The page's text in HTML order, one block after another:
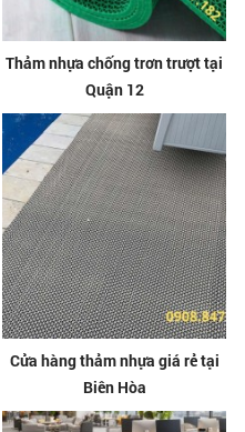
Thảm nhựa chống trơn trượt tại
Quận 12
Cửa hàng thảm nhựa giá rẻ tại
Biên Hòa